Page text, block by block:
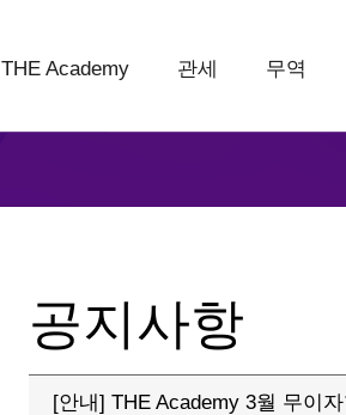
THE Academy 관세 무역
공지사항
[안내] THE Academy 3월 무이